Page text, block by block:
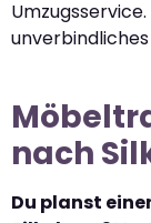
nach
Du planst